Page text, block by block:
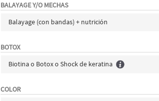
BALAYAGE Y/O MECHAS
Balayage (con bandas) + nutrición
BOTOX
Biotina o Botox o Shock de keratina
COLOR